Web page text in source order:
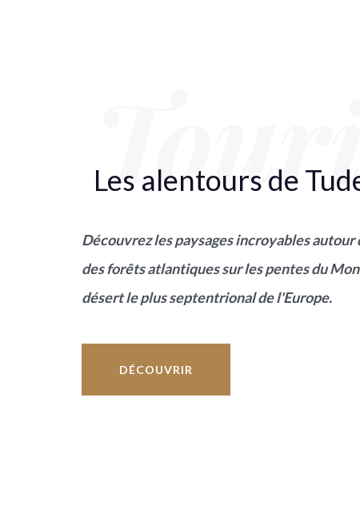
Les alentours de
Découvrez les paysages incroyables autour
des forêts atlantiques sur les pentes du
désert le plus septentrional de l'Europe.
DÉCOUVRIR